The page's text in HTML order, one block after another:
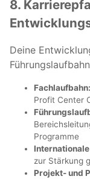
8.
Deine
Fachlaufbahn:
Profit Center
Programme
zur Stärkung
Projekt- und